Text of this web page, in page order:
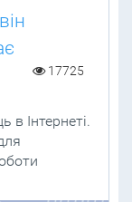
17725
Інтернеті.